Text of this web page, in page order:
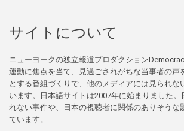
サイトについて
ニューヨークの独立報道プロダクション
運動に焦点を当て、見過ごされがちな当事者の声
とする番組づくりで、他のメディアには見られな
います。日本語サイトは2007年に始まりました。
れない事件や、日本の視聴者に関係のありそうな
ています。